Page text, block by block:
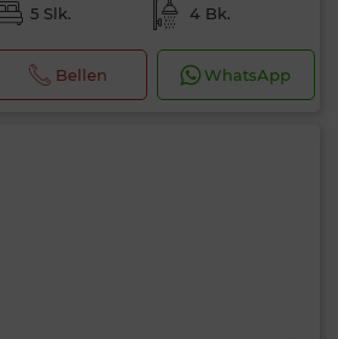
5 Slk. 4 Bk.
Bellen WhatsApp